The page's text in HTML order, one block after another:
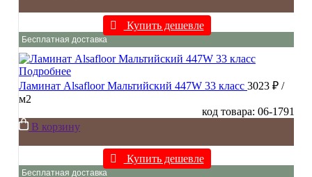
Купить дешевле
Бесплатная доставка
Подробнее
Ламинат Alsafloor Мальтийский 447W 33 класс 3023 ₽ /
м2
код товара: 06-1791
В корзину
Купить дешевле
Бесплатная доставка